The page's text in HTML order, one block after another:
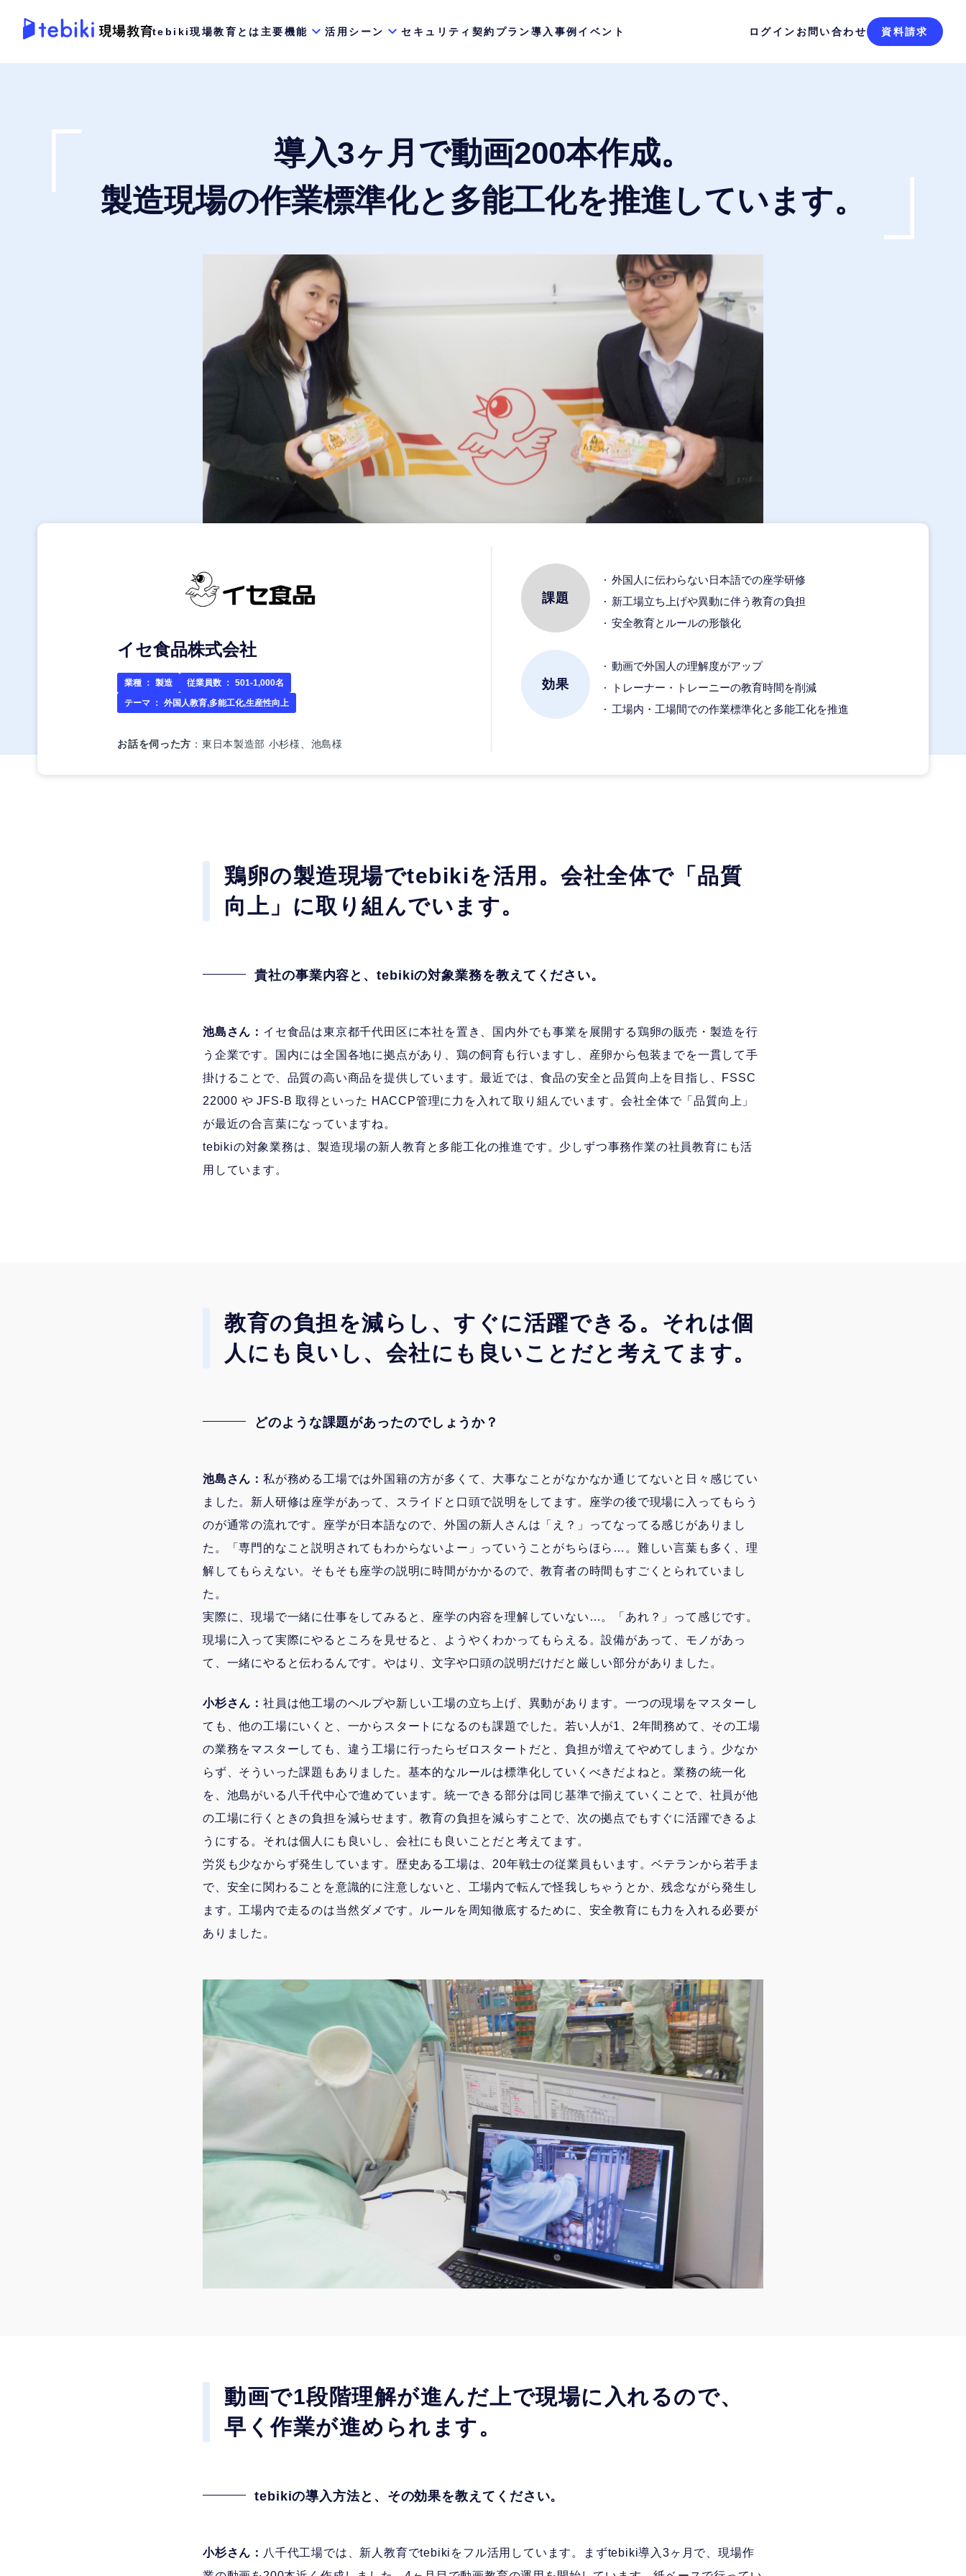
tebiki現場教育とは 主要機能 活用シーン セキュリティ 契約プラン導入事例 イベント ログイン お問い合わせ 資料請求
導入3ヶ月で動画200本作成。
製造現場の作業標準化と多能工化を推進しています。
イセ食品株式会社
業種 ： 製造 従業員数 ： 501-1,000名
テーマ ： 外国人教育,多能工化,生産性向上
お話を伺った方 ：東日本製造部 小杉様、池島様
課題
外国人に伝わらない日本語での座学研修
新工場立ち上げや異動に伴う教育の負担
安全教育とルールの形骸化
効果
動画で外国人の理解度がアップ
トレーナー・トレーニーの教育時間を削減
工場内・工場間での作業標準化と多能工化を推進
鶏卵の製造現場でtebikiを活用。会社全体で「品質
向上」に取り組んでいます。
貴社の事業内容と、tebikiの対象業務を教えてください。
池島さん： イセ食品は東京都千代田区に本社を置き、国内外でも事業を展開する鶏卵の販売・製造を行
う企業です。国内には全国各地に拠点があり、鶏の飼育も行いますし、産卵から包装までを一貫して手
掛けることで、品質の高い商品を提供しています。最近では、食品の安全と品質向上を目指し、FSSC
22000 や JFS-B 取得といった HACCP管理に力を入れて取り組んでいます。会社全体で「品質向上」
が最近の合言葉になっていますね。
tebikiの対象業務は、製造現場の新人教育と多能工化の推進です。少しずつ事務作業の社員教育にも活
用しています。
教育の負担を減らし、すぐに活躍できる。それは個
人にも良いし、会社にも良いことだと考えてます。
どのような課題があったのでしょうか？
池島さん： 私が務める工場では外国籍の方が多くて、大事なことがなかなか通じてないと日々感じてい
ました。新人研修は座学があって、スライドと口頭で説明をしてます。座学の後で現場に入ってもらう
のが通常の流れです。座学が日本語なので、外国の新人さんは「え？」ってなってる感じがありまし
た。「専門的なこと説明されてもわからないよー」っていうことがちらほら…。難しい言葉も多く、理
解してもらえない。そもそも座学の説明に時間がかかるので、教育者の時間もすごくとられていまし
た。
実際に、現場で一緒に仕事をしてみると、座学の内容を理解していない…。「あれ？」って感じです。
現場に入って実際にやるところを見せると、ようやくわかってもらえる。設備があって、モノがあっ
て、一緒にやると伝わるんです。やはり、文字や口頭の説明だけだと厳しい部分がありました。
小杉さん： 社員は他工場のヘルプや新しい工場の立ち上げ、異動があります。一つの現場をマスターし
ても、他の工場にいくと、一からスタートになるのも課題でした。若い人が1、2年間務めて、その工場
の業務をマスターしても、違う工場に行ったらゼロスタートだと、負担が増えてやめてしまう。少なか
らず、そういった課題もありました。基本的なルールは標準化していくべきだよねと。業務の統一化
を、池島がいる八千代中心で進めています。統一できる部分は同じ基準で揃えていくことで、社員が他
の工場に行くときの負担を減らせます。教育の負担を減らすことで、次の拠点でもすぐに活躍できるよ
うにする。それは個人にも良いし、会社にも良いことだと考えてます。
労災も少なからず発生しています。歴史ある工場は、20年戦士の従業員もいます。ベテランから若手ま
で、安全に関わることを意識的に注意しないと、工場内で転んで怪我しちゃうとか、残念ながら発生し
ます。工場内で走るのは当然ダメです。ルールを周知徹底するために、安全教育にも力を入れる必要が
ありました。
動画で1段階理解が進んだ上で現場に入れるので、
早く作業が進められます。
tebikiの導入方法と、その効果を教えてください。
小杉さん： 八千代工場では、新人教育でtebikiをフル活用しています。まずtebiki導入3ヶ月で、現場作